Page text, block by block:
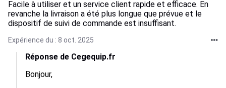
Facile à utiliser et un service client rapide et efficace. En
revanche la livraison a été plus longue que prévue et le
dispositif de suivi de commande est insuffisant.
Expérience du : 8 oct. 2025
Réponse de Cegequip.fr
Bonjour,